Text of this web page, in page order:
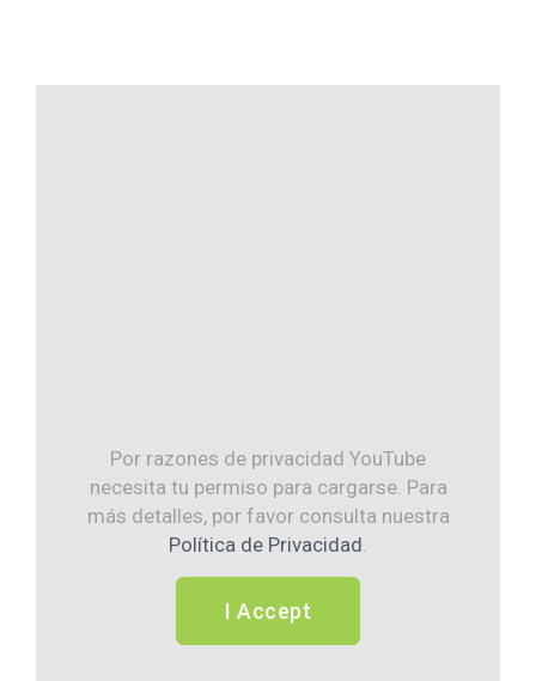
Por razones de privacidad YouTube
necesita tu permiso para cargarse. Para
más detalles, por favor consulta nuestra
Política de Privacidad.
I Accept